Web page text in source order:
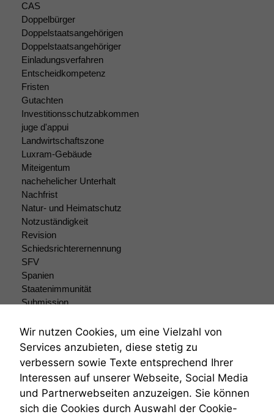
CAS
Doppelbürger
Doppelstaatsangehörigen
Doppelstaatsangehöriger
Einladungsverfahren
Entscheidkompetenz
Fristen
Gutachten
Investitionsschutzabkommen
juge d'appui
Landwirtschaftszone
Luxram-Gebäude
Miteigentum
nachehelicher Unterhalt
Nachfrist
Natur- und Heimatschutz
Notzuständigkeit
Revision
Schiedsrichterernennung
SFV
Spanien
Staatenimmunität
Submission
Teilungsklage
Venezuela
VRK
Wiederherstellungsanordnung
Zivilprozessordnung
ZPO
Zustellfiktion
Wir nutzen Cookies, um eine Vielzahl von
Services anzubieten, diese stetig zu
verbessern sowie Texte entsprechend Ihrer
Interessen auf unserer Webseite, Social Media
und Partnerwebseiten anzuzeigen. Sie können
sich die Cookies durch Auswahl der Cookie-